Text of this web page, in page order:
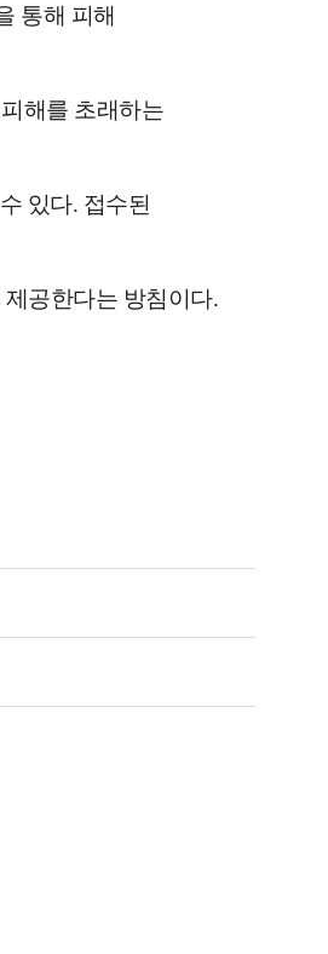
통해 피해
해를 초래하는
있다. 접수된
공한다는 방침이다.